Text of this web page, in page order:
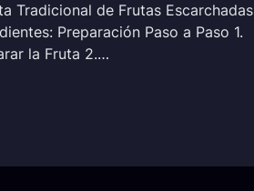
Tradicional de Frutas Escarchadas
Preparación Paso a Paso 1.
la Fruta 2.…